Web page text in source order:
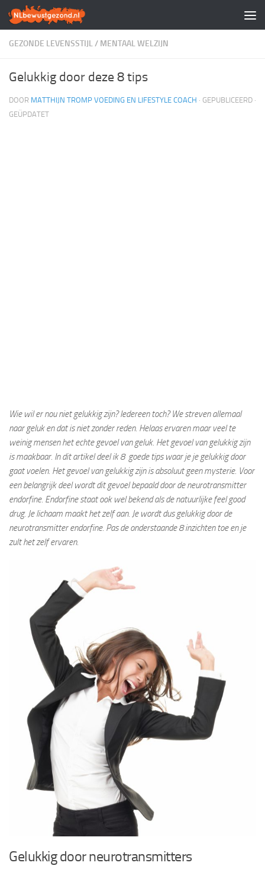
Doorgaan naar inhoud
GEZONDE LEVENSSTIJL/ MENTAAL WELZIJN
Gelukkig door deze 8 tips
DOOR MATTHIJN TROMP VOEDING EN LIFESTYLE COACH · GEPUBLICEERD ·
GEÜPDATET
Wie wil er nou niet gelukkig zijn? Iedereen toch? We streven allemaal
naar geluk en dat is niet zonder reden. Helaas ervaren maar veel te
weinig mensen het echte gevoel van geluk. Het gevoel van gelukkig zijn
is maakbaar. In dit artikel deel ik 8 goede tips waar je je gelukkig door
gaat voelen. Het gevoel van gelukkig zijn is absoluut geen mysterie. Voor
een belangrijk deel wordt dit gevoel bepaald door de neurotransmitter
endorfine. Endorfine staat ook wel bekend als de natuurlijke feel good
drug. Je lichaam maakt het zelf aan. Je wordt dus gelukkig door de
neurotransmitter endorfine. Pas de onderstaande 8 inzichten toe en je
zult het zelf ervaren.
Gelukkig door neurotransmitters